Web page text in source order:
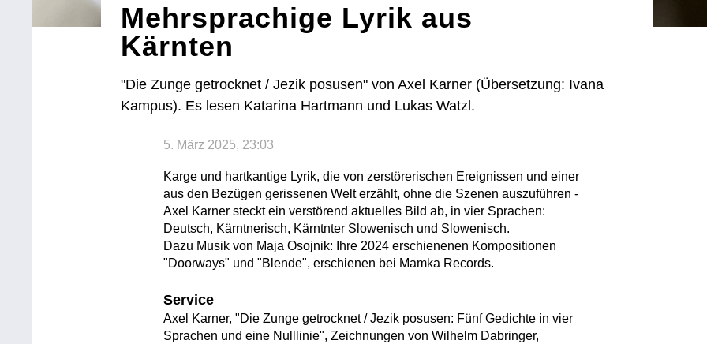
Mehrsprachige Lyrik aus
Kärnten
"Die Zunge getrocknet / Jezik posusen" von Axel Karner (Übersetzung: Ivana
Kampus). Es lesen Katarina Hartmann und Lukas Watzl.
5. März 2025, 23:03
Karge und hartkantige Lyrik, die von zerstörerischen Ereignissen und einer
aus den Bezügen gerissenen Welt erzählt, ohne die Szenen auszuführen -
Axel Karner steckt ein verstörend aktuelles Bild ab, in vier Sprachen:
Deutsch, Kärntnerisch, Kärntnter Slowenisch und Slowenisch.
Dazu Musik von Maja Osojnik: Ihre 2024 erschienenen Kompositionen
"Doorways" und "Blende", erschienen bei Mamka Records.
Service
Axel Karner, "Die Zunge getrocknet / Jezik posusen: Fünf Gedichte in vier
Sprachen und eine Nulllinie", Zeichnungen von Wilhelm Dabringer,